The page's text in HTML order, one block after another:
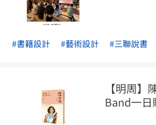
#書籍設計 #藝術設計 #三聯說書
【明周】
Band一日